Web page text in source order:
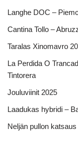
Langhe DOC –
Cantina Tollo –
Taralas Xinomavro
La Perdida O
Tintorera
Jouluviinit 2025
Laadukas hybridi –
Neljän pullon